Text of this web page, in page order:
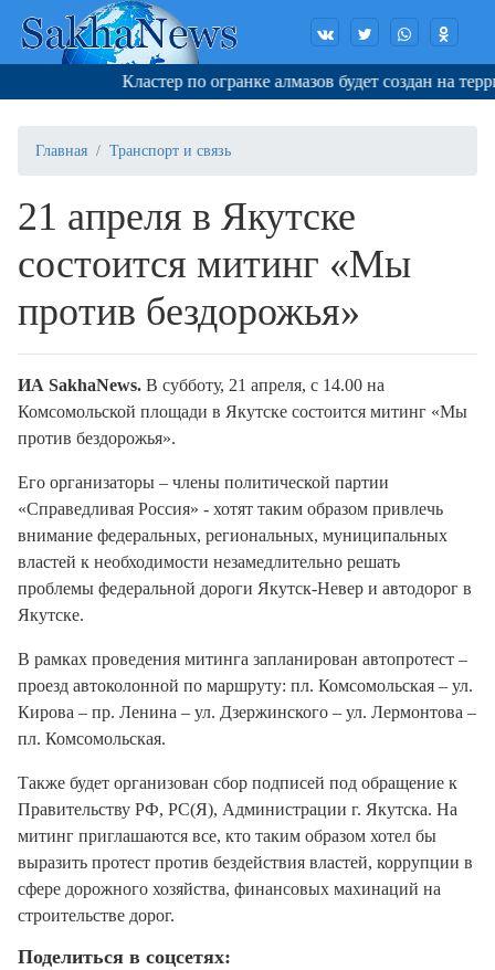
Кластер по огранке алмазов будет создан на
Главная Транспорт и связь
21 апреля в Якутске
состоится митинг «Мы
против бездорожья»
ИА SakhaNews. В субботу, 21 апреля, с 14.00 на
Комсомольской площади в Якутске состоится митинг «Мы
против бездорожья».
Его организаторы – члены политической партии
«Справедливая Россия» - хотят таким образом привлечь
внимание федеральных, региональных, муниципальных
властей к необходимости незамедлительно решать
проблемы федеральной дороги Якутск-Невер и автодорог в
Якутске.
В рамках проведения митинга запланирован автопротест –
проезд автоколонной по маршруту: пл. Комсомольская – ул.
Кирова – пр. Ленина – ул. Дзержинского – ул. Лермонтова –
пл. Комсомольская.
Также будет организован сбор подписей под обращение к
Правительству РФ, РС(Я), Администрации г. Якутска. На
митинг приглашаются все, кто таким образом хотел бы
выразить протест против бездействия властей, коррупции в
сфере дорожного хозяйства, финансовых махинаций на
строительстве дорог.
Поделиться в соцсетях: